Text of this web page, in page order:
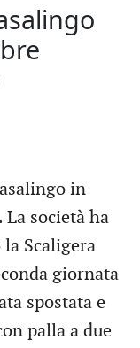
in
società ha
Scaligera
giornata
spostata e
palla a due